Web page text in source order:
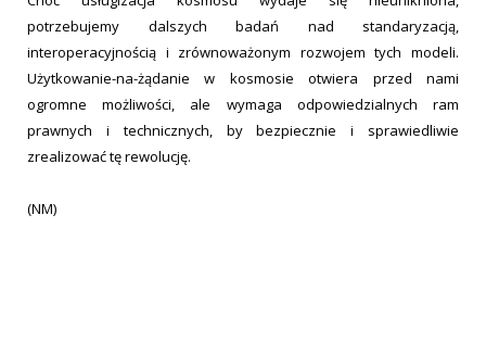
potrzebujemy dalszych badań nad standaryzacją,
interoperacyjnością i zrównoważonym rozwojem tych modeli.
Użytkowanie-na-żądanie w kosmosie otwiera przed nami
ogromne możliwości, ale wymaga odpowiedzialnych ram
prawnych i technicznych, by bezpiecznie i sprawiedliwie
zrealizować tę rewolucję.
(NM)